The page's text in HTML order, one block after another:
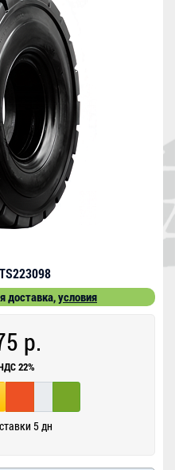
доставка,условия
р.
22%
5 дн